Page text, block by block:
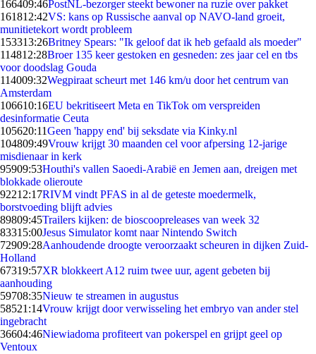
166409:46PostNL-bezorger steekt bewoner na ruzie over pakket
161812:42VS: kans op Russische aanval op NAVO-land groeit,
munitietekort wordt probleem
153313:26Britney Spears: "Ik geloof dat ik heb gefaald als moeder"
114812:28Broer 135 keer gestoken en gesneden: zes jaar cel en tbs
voor doodslag Gouda
114009:32Wegpiraat scheurt met 146 km/u door het centrum van
Amsterdam
106610:16EU bekritiseert Meta en TikTok om verspreiden
desinformatie Ceuta
105620:11Geen 'happy end' bij seksdate via Kinky.nl
104809:49Vrouw krijgt 30 maanden cel voor afpersing 12-jarige
misdienaar in kerk
95909:53Houthi's vallen Saoedi-Arabië en Jemen aan, dreigen met
blokkade olieroute
92212:17RIVM vindt PFAS in al de geteste moedermelk,
borstvoeding blijft advies
89809:45Trailers kijken: de bioscoopreleases van week 32
83315:00Jesus Simulator komt naar Nintendo Switch
72909:28Aanhoudende droogte veroorzaakt scheuren in dijken Zuid-
Holland
67319:57XR blokkeert A12 ruim twee uur, agent gebeten bij
aanhouding
59708:35Nieuw te streamen in augustus
58521:14Vrouw krijgt door verwisseling het embryo van ander stel
ingebracht
36604:46Niewiadoma profiteert van pokerspel en grijpt geel op
Ventoux